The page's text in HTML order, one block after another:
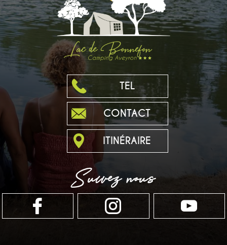
TEL
CONTACT
ITINÉRAIRE
Suivez nous